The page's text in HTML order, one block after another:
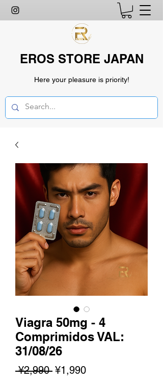
EROS STORE JAPAN
Here your pleasure is priority!
Viagra 50mg - 4
Comprimidos VAL:
31/08/26
¥2,990 Regular
¥1,990Sale